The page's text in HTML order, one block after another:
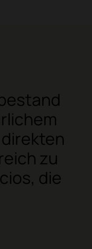
zu
die